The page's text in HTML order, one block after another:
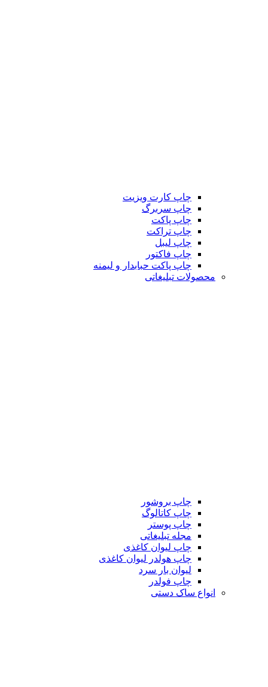
چاپ کارت ویزیت
چاپ سربرگ
چاپ پاکت
چاپ تراکت
چاپ لیبل
چاپ فاکتور
چاپ پاکت حبابدار و لیمنه
محصولات تبلیغاتی
چاپ بروشور
چاپ کاتالوگ
چاپ پوستر
مجله تبلیغاتی
چاپ لیوان کاغذی
چاپ هولدر لیوان کاغذی
لیوان بار سرد
چاپ فولدر
انواع ساک دستی